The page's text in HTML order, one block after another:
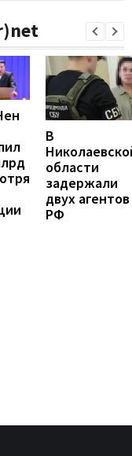
В
области
задержали
двух агентов
РФ